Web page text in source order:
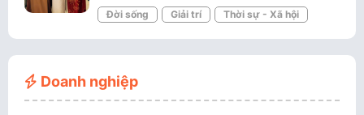
Đời sống Giải trí Thời sự - Xã hội
Doanh nghiệp